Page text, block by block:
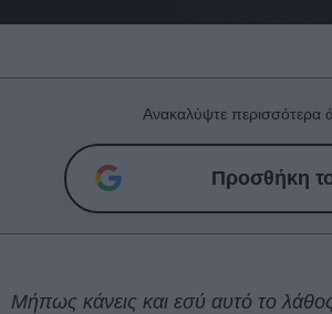
Ανακαλύψτε περισσότερα
Προσθήκη
Μήπως κάνεις και εσύ αυτό το